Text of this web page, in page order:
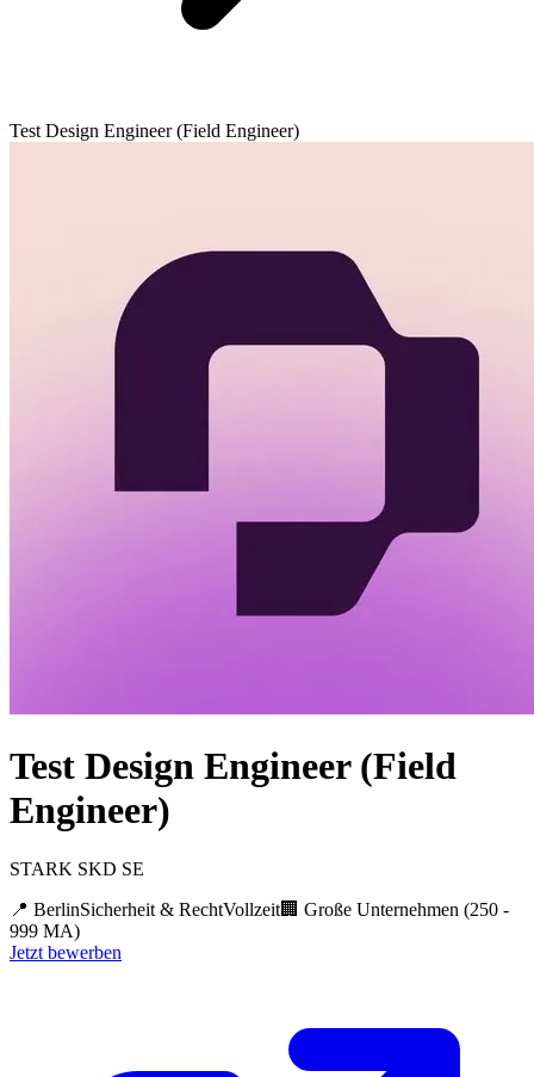
Test Design Engineer (Field Engineer)
Test Design Engineer (Field
Engineer)
STARK SKD SE
📍 BerlinSicherheit & RechtVollzeit🏢 Große Unternehmen (250 -
999 MA)
Jetzt bewerben